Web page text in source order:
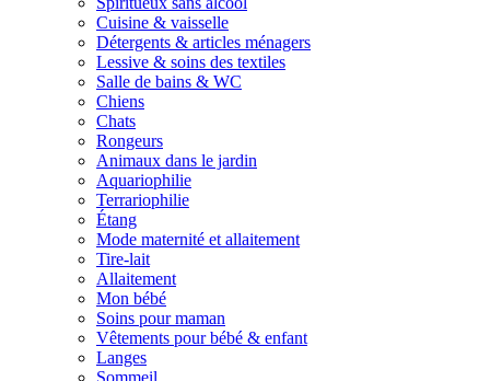
Cuisine & vaisselle
Détergents & articles ménagers
Lessive & soins des textiles
Salle de bains & WC
Chiens
Chats
Rongeurs
Animaux dans le jardin
Aquariophilie
Terrariophilie
Étang
Mode maternité et allaitement
Tire-lait
Allaitement
Mon bébé
Soins pour maman
Vêtements pour bébé & enfant
Langes
Sommeil